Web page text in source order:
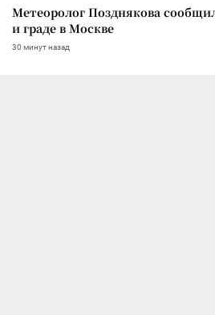
Метеоролог Позднякова
и граде в Москве
30 минут назад